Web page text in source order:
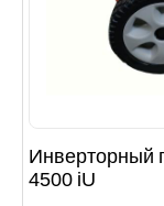
Инверторный
4500 iU